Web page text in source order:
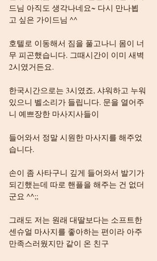
드님 아직도 생각나네요~ 다시 만나뵙
고 싶은 가이드님 ^^
호텔로 이동해서 짐을 풀고나니 몸이 너
무 피곤했습니다. 그때시간이 이미 새벽
2시였거든요.
한국시간으로는 3시였죠, 샤워하고 누워
있으니 벨소리가 들립니다. 문을 열어주
니 예쁘장한 마사지사들이
들어와서 정말 시원한 마사지를 해주었
습니다.
손이 좀 사타구니 깊게 들어와서 발기가
되긴했는데 따로 핸플을 해주는 건 없더
군요 ^^;;
그래도 저는 원래 대딸보다는 소프트한
센슈얼 마사지를 좋아하는 편이라 아주
만족스러웠지만 같이 온 친구